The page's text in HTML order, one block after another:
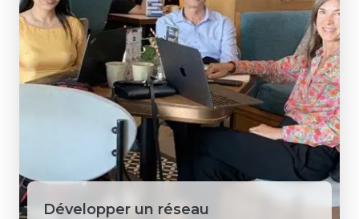
Développer un réseau